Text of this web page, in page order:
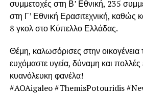
συμμετοχές στη Β’ Εθνική, 235
στη Γ’ Εθνική Ερασιτεχνική, καθώς
8 γκολ στο Κύπελλο Ελλάδας.
Θέμη, καλωσόρισες στην
ευχόμαστε υγεία, δύναμη και πολλές
κυανόλευκη φανέλα!
#AOAigaleo #ThemisPotouridis